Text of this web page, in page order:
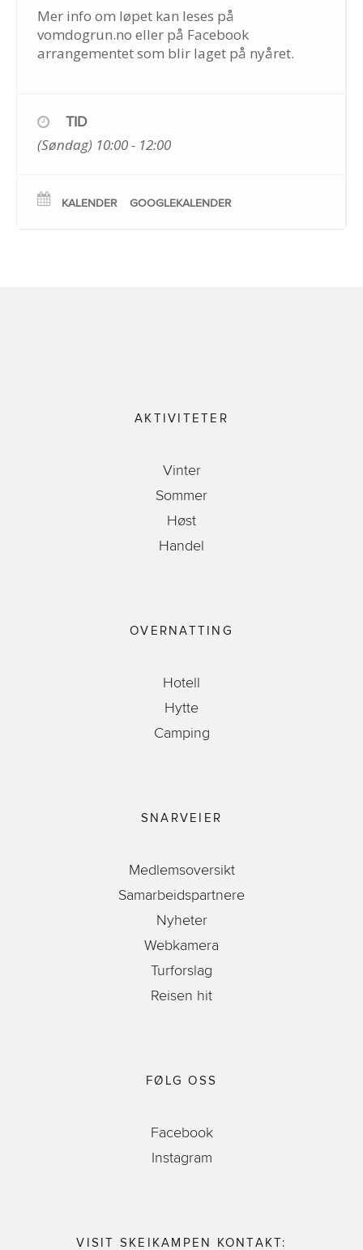
Mer info om løpet kan leses på
vomdogrun.no eller på Facebook
arrangementet som blir laget på nyåret.
TID
(Søndag) 10:00 - 12:00
KALENDER GOOGLEKALENDER
AKTIVITETER
Vinter
Sommer
Høst
Handel
OVERNATTING
Hotell
Hytte
Camping
SNARVEIER
Medlemsoversikt
Samarbeidspartnere
Nyheter
Webkamera
Turforslag
Reisen hit
FØLG OSS
Facebook
Instagram
VISIT SKEIKAMPEN KONTAKT: